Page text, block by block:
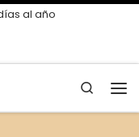
al año
Search